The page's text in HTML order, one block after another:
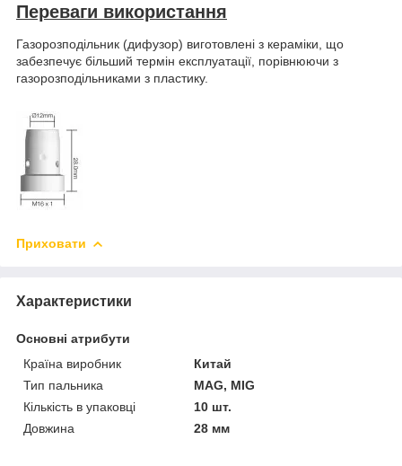
Переваги використання
Газорозподільник (дифузор) виготовлені з кераміки, що
забезпечує більший термін експлуатації, порівнюючи з
газорозподільниками з пластику.
Приховати
Характеристики
Основні атрибути
Країна виробник
Китай
Тип пальника
MAG, MIG
Кількість в упаковці
10 шт.
Довжина
28 мм